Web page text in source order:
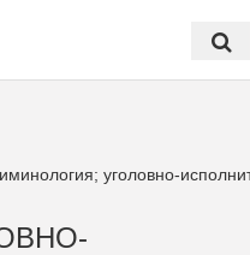
уголовно-